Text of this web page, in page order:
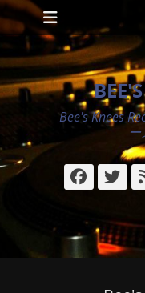
コ
ン
テ
ン
ツ
へ
ッ
プ
メインメニュー
Bee's Knees